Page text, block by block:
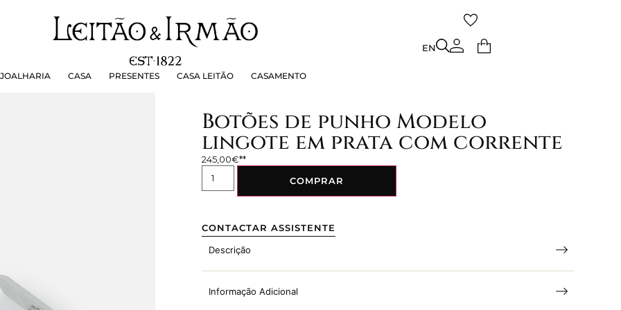
JOALHARIA CASA PRESENTES CASA LEITÃO CASAMENTO
EN
PRESENTES CASA LEITÃO
Botões de punho Modelo
lingote em prata com corrente
245,00€
COMPRAR
CONTACTAR ASSISTENTE
Descrição
Informação Adicional